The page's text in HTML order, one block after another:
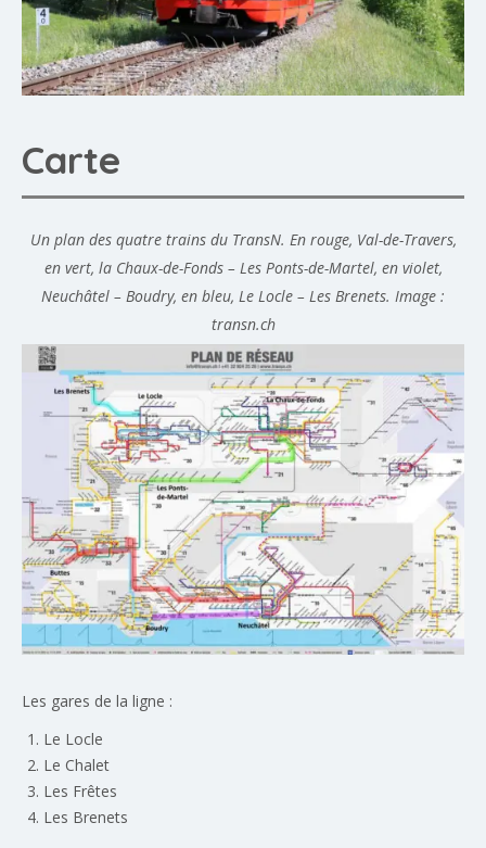
Carte
Un plan des quatre trains du TransN. En rouge, Val-de-Travers,
en vert, la Chaux-de-Fonds – Les Ponts-de-Martel, en violet,
Neuchâtel – Boudry, en bleu, Le Locle – Les Brenets. Image :
transn.ch
Les gares de la ligne :
Le Locle
Le Chalet
Les Frêtes
Les Brenets